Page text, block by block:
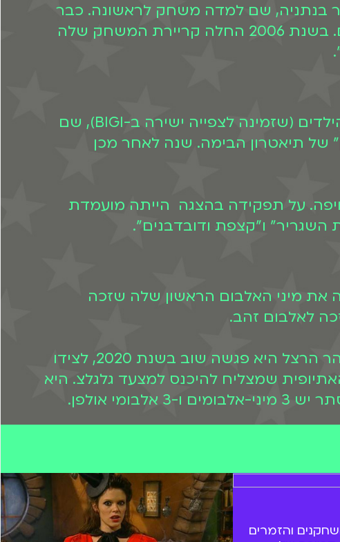
שעלו מאתיופיה, כשהייתה בת 10 עברה הלתגורר בנתניה, שם למדה משחק לראשונה. כבר
כילדה החלה לשיר במקהלות, ואת שירותה הצבאי עשתה בלהקת מז"י בתור סולנים. בשנת 2006 החלה קריירת המשחק שלה
" של ערוץ הילדים (שזמינה לצפייה ישירה ב-BIGI), שם
תיאטרון הבימה. שנה לאחר מכן
על תפקידה בהצגה הייתה מועמדת
ו"קצפת ודובדבנים".
בשעשועון הקריוקי "תשיר את זה" של ערוץ 2. ב-2013 הוציאה את מיני האלבום הראשון שלה שזכה
בטקס הדלקת המשואות בהר הרצל של שנת 2014 היא שרה את שירת דבורה. את הר הרצל היא פגשה שוב בשנת 2020, לצידו
שמצליח להיכנס למצעד גלגלצ. היא
אולפן.
והזמרים